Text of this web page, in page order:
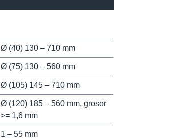
Ø (40) 130 – 710 mm
Ø (75) 130 – 560 mm
Ø (105) 145 – 710 mm
Ø (120) 185 – 560 mm, grosor
>= 1,6 mm
1 – 55 mm